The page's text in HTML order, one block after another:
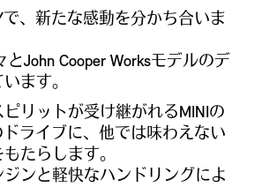
で、新たな感動を分かち合いま
John Cooper Worksモデルのデ
ます。
ピリットが受け継がれるMINIの
ドライブに、他では味わえない
たらします。
ンと軽快なハンドリングによ